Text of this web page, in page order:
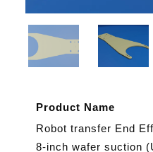
Product Name
Robot transfer End
8-inch wafer suction